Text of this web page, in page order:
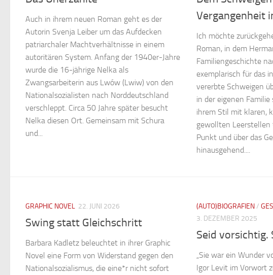
Auch in ihrem neuen Roman geht es der
Autorin Svenja Leiber um das Aufdecken
patriarchaler Machtverhältnisse in einem
autoritären System. Anfang der 1940er-Jahre
wurde die 16-jährige Nelka als
Zwangsarbeiterin aus Lwów (Lwiw) von den
Nationalsozialisten nach Norddeutschland
verschleppt. Circa 50 Jahre später besucht
Nelka diesen Ort. Gemeinsam mit Schura
und...
Vergangenheit
Ich möchte
Roman, in dem
Familiengeschichte
exemplarisch für das
vererbte Schweigen
in der eigenen
ihrem Stil mit klaren,
gewollten Leerstellen
Punkt und über das
hinausgehend....
GRAPHIC NOVEL 22. JUNI 2026
Swing statt Gleichschritt
Barbara Kadletz beleuchtet in ihrer Graphic
Novel eine Form von Widerstand gegen den
Nationalsozialismus, die eine*r nicht sofort
(AUTO)BIOGRAFIEN/
3. DEZEMBER 2025
Seid vorsichtig.
„Sie war ein Wunder
Igor Levit im Vorwort